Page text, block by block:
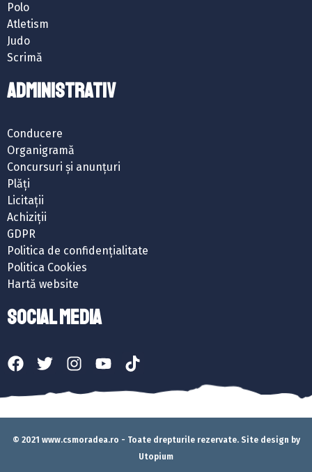
Polo
Atletism
Judo
Scrimă
ADMINISTRATIV
Conducere
Organigramă
Concursuri și anunțuri
Plăți
Licitații
Achiziții
GDPR
Politica de confidențialitate
Politica Cookies
Hartă website
SOCIAL MEDIA
© 2021 www.csmoradea.ro - Toate drepturile rezervate. Site design by
Utopium